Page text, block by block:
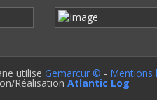
utilise Gemarcur © - Mentions
Réalisation Atlantic Log